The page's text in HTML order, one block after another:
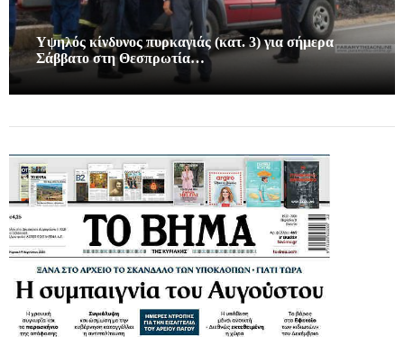
Υψηλός κίνδυνος πυρκαγιάς (κατ. 3) για σήμερα
Σάββατο στη Θεσπρωτία…